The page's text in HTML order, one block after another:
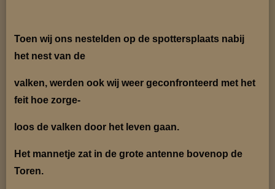
Toen wij ons nestelden op de spottersplaats nabij
het nest van de
valken, werden ook wij weer geconfronteerd met het
feit hoe zorge-
loos de valken door het leven gaan.
Het mannetje zat in de grote antenne bovenop de
Toren.